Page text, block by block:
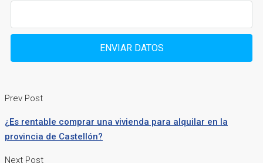
ENVIAR DATOS
Prev Post
¿Es rentable comprar una vivienda para alquilar en la
provincia de Castellón?
Next Post